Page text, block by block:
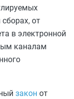
от
в электронной
каналам
закон от